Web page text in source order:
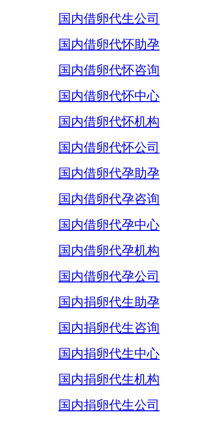
国内借卵代生公司
国内借卵代怀助孕
国内借卵代怀咨询
国内借卵代怀中心
国内借卵代怀机构
国内借卵代怀公司
国内借卵代孕助孕
国内借卵代孕咨询
国内借卵代孕中心
国内借卵代孕机构
国内借卵代孕公司
国内捐卵代生助孕
国内捐卵代生咨询
国内捐卵代生中心
国内捐卵代生机构
国内捐卵代生公司